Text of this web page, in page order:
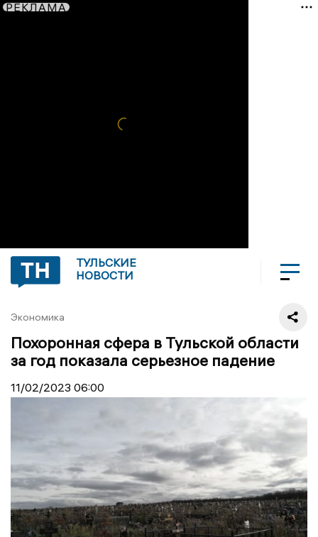
РЕКЛАМА
ТУЛЬСКИЕ
НОВОСТИ
Экономика
Похоронная сфера в Тульской области
за год показала серьезное падение
11/02/2023 06:00